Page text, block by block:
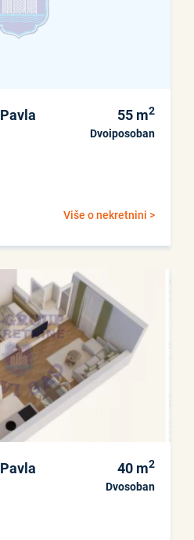
55 m2
Dvoiposoban
Više o nekretnini >
40 m2
Dvosoban